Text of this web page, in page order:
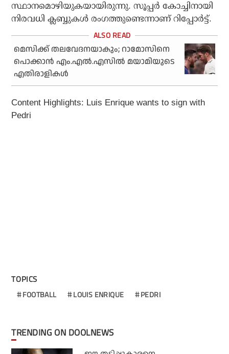
സ്ഥാനമൊഴിയുകയായിരുന്നു. സൂപ്പര്‍ കോച്ചിനായി
നിരവധി ക്ലബ്ബുകള്‍ രംഗത്തുണ്ടെന്നാണ് റിപ്പോര്‍ട്ട്.
മെസിക്ക് തലവേദനയാകും; റാമോസിനെ
പൊക്കാന്‍ എം.എല്‍.എസില്‍ മയാമിയുടെ
എതിരാളികള്‍
Content Highlights: Luis Enrique wants to sign with
Pedri
TOPICS
FOOTBALL LOUIS ENRIQUE PEDRI
TRENDING ON DOOLNEWS